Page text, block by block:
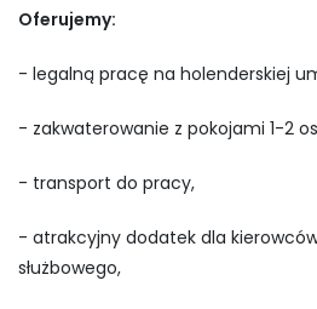
Oferujemy:
- legalną pracę na holenderskiej
- zakwaterowanie z pokojami 1-2
- transport do pracy,
- atrakcyjny dodatek dla
służbowego,